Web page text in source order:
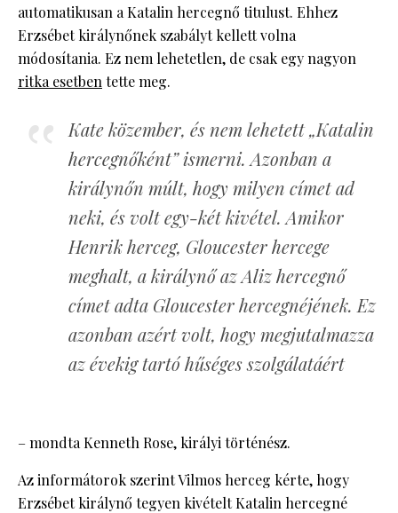
automatikusan a Katalin hercegnő titulust. Ehhez
Erzsébet királynőnek szabályt kellett volna
módosítania. Ez nem lehetetlen, de csak egy nagyon
ritka esetbentette meg.
Kate közember, és nem lehetett „Katalin
hercegnőként” ismerni. Azonban a
királynőn múlt, hogy milyen címet ad
neki, és volt egy-két kivétel. Amikor
Henrik herceg, Gloucester hercege
meghalt, a királynő az Aliz hercegnő
címet adta Gloucester hercegnéjének. Ez
azonban azért volt, hogy megjutalmazza
az évekig tartó hűséges szolgálatáért
– mondta Kenneth Rose, királyi történész.
Az informátorok szerint Vilmos herceg kérte, hogy
Erzsébet királynő tegyen kivételt Katalin hercegné